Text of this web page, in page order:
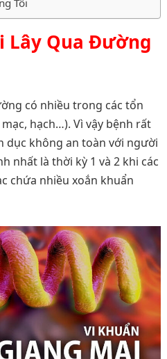
Tôi
Lây Qua Đường
có nhiều trong các tổn
hạch…). Vì vậy bệnh rất
dục không an toàn với người
nhất là thời kỳ 1 và 2 khi các
chứa nhiều xoắn khuẩn